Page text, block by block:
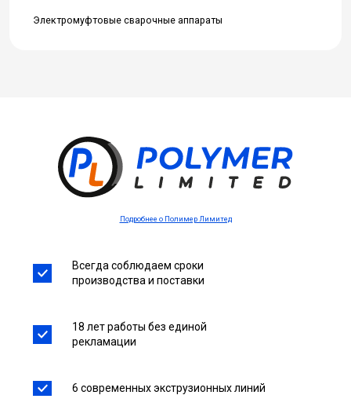
Электромуфтовые сварочные аппараты
Подробнее о Полимер Лимитед
Всегда соблюдаем сроки
производства и поставки
18 лет работы без единой
рекламации
6 современных экструзионных линий